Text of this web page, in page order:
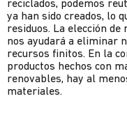
reciclados, podemos
ya han sido creados, lo
residuos. La elección
nos ayudará a eliminar
recursos finitos. En la
productos hechos con
renovables, hay al
materiales.